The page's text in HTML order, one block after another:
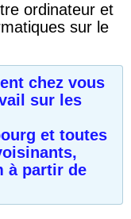
ordinateur et
sur le
chez vous
sur les
et toutes
à partir de